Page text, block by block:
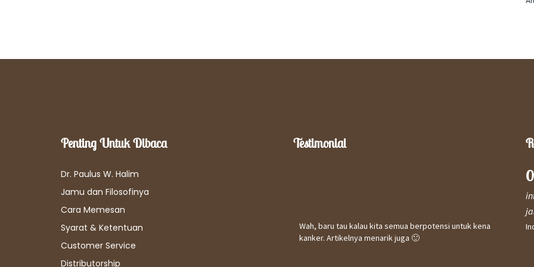
Penting Untuk Dibaca
Dr. Paulus W. Halim
Jamu dan Filosofinya
Cara Memesan
Syarat & Ketentuan
Customer Service
Distributorship
Testimonial
Wah, baru tau kalau kita semua berpotensi untuk kena
kanker. Artikelnya menarik juga 🙂